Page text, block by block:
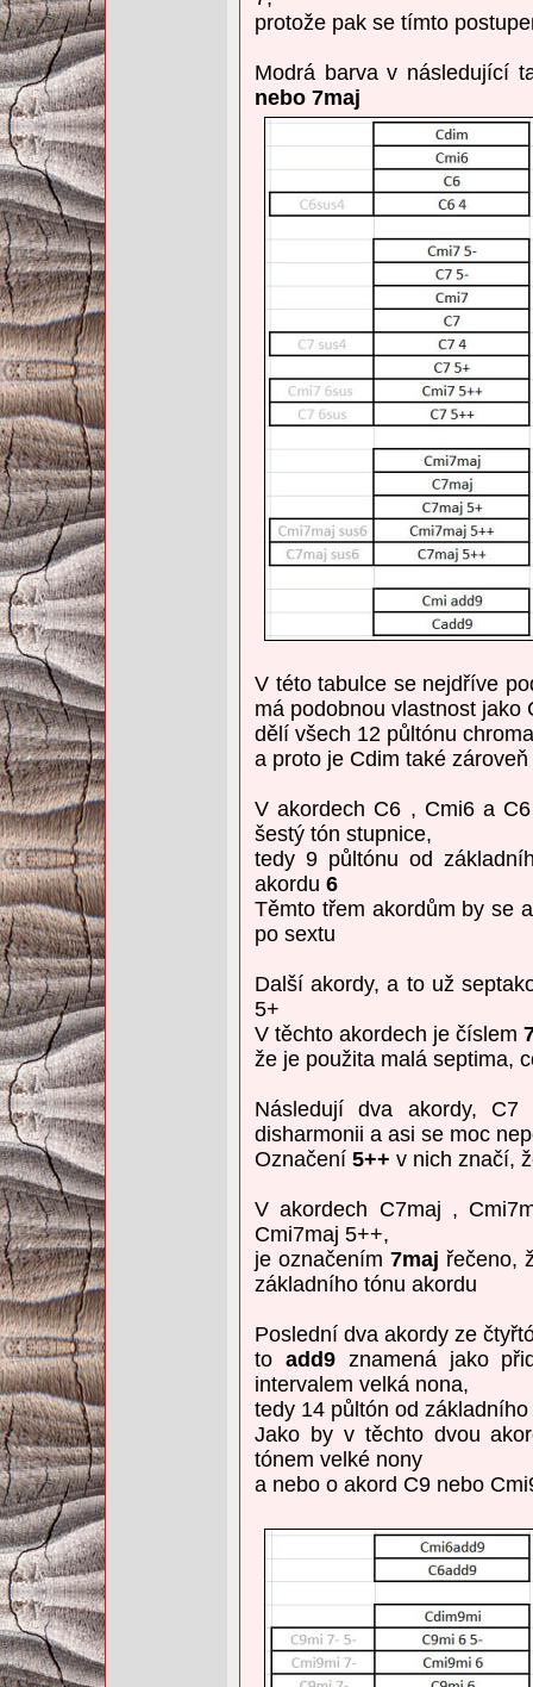
protože pak se tímto
Modrá barva v následující
nebo 7maj
V této tabulce se nejdříve
má podobnou vlastnost jako
dělí všech 12 půltónu
a proto je Cdim také
V akordech C6 , Cmi6 a
šestý tón stupnice,
tedy 9 půltónu od
akordu 6
Těmto třem akordům by se
po sextu
Další akordy, a to už
5+
V těchto akordech je číslem
že je použita malá septima,
Následují dva akordy,
disharmonii a asi se moc
Označení 5++ v nich značí,
V akordech C7maj ,
Cmi7maj 5++,
je označením7maj řečeno,
základního tónu akordu
Poslední dva akordy ze
to add9znamená jako
intervalem velká nona,
tedy 14 půltón od
Jako by v těchto dvou
tónem velké nony
a nebo o akord C9 nebo